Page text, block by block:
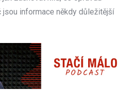
jsou informace někdy důležitější